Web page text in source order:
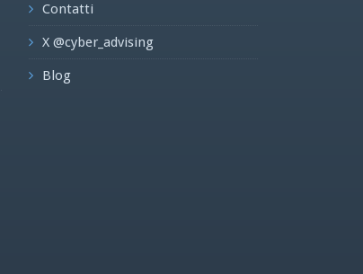
Contatti
X @cyber_advising
Blog